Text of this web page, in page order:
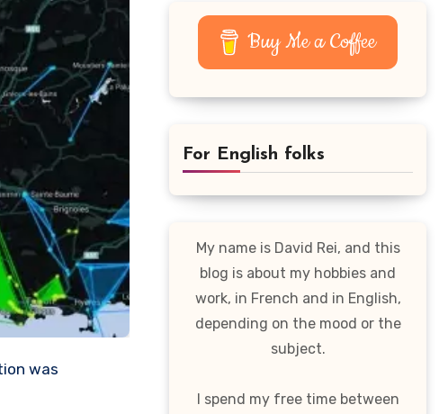
Buy Me a Coffee
For English folks
My name is David Rei, and this
blog is about my hobbies and
work, in French and in English,
depending on the mood or the
subject.
I spend my free time between